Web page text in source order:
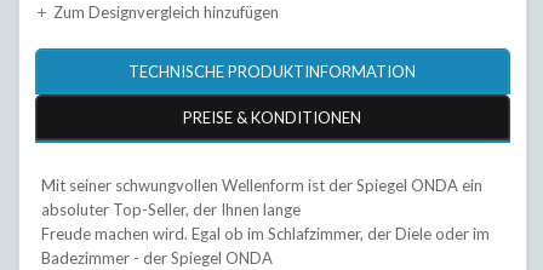
Zum Designvergleich hinzufügen
TECHNISCHE PRODUKTINFORMATION
PREISE & KONDITIONEN
Mit seiner schwungvollen Wellenform ist der Spiegel ONDA ein
absoluter Top-Seller, der Ihnen lange
Freude machen wird. Egal ob im Schlafzimmer, der Diele oder im
Badezimmer - der Spiegel ONDA